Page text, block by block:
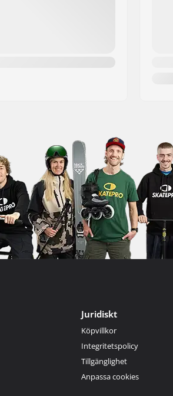
Juridiskt
Köpvillkor
Integritetspolicy
Tillgänglighet
Anpassa cookies